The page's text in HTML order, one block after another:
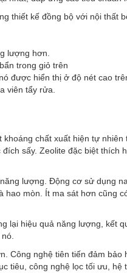
thiết kế đồng bộ với nội thất
lượng hơn.
trong giỏ trên
được hiển thị ở độ nét cao
viên tẩy rửa.
chất xuất hiện tự
sấy. Zeolite đặc biệt
lượng. Động cơ sử dụng
mòn. Ít ma sát hơn
lại hiệu quả năng lượng,
Công nghệ tiên tiến đảm
tiêu, công nghệ lọc tối ưu,